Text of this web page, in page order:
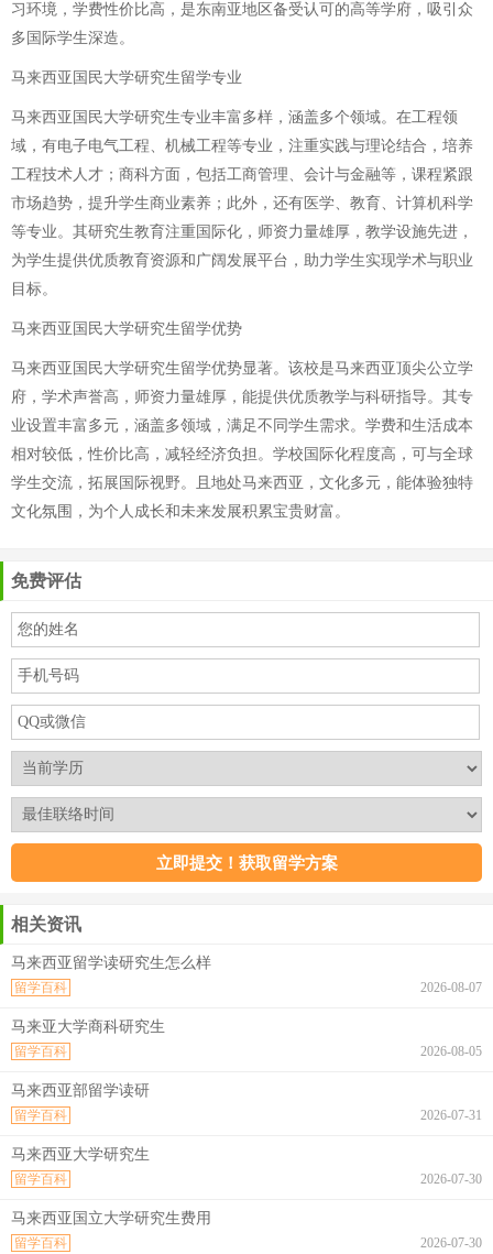
习环境，学费性价比高，是东南亚地区备受认可的高等学府，吸引众
多国际学生深造。
马来西亚国民大学研究生留学专业
马来西亚国民大学研究生专业丰富多样，涵盖多个领域。在工程领
域，有电子电气工程、机械工程等专业，注重实践与理论结合，培养
工程技术人才；商科方面，包括工商管理、会计与金融等，课程紧跟
市场趋势，提升学生商业素养；此外，还有医学、教育、计算机科学
等专业。其研究生教育注重国际化，师资力量雄厚，教学设施先进，
为学生提供优质教育资源和广阔发展平台，助力学生实现学术与职业
目标。
马来西亚国民大学研究生留学优势
马来西亚国民大学研究生留学优势显著。该校是马来西亚顶尖公立学
府，学术声誉高，师资力量雄厚，能提供优质教学与科研指导。其专
业设置丰富多元，涵盖多领域，满足不同学生需求。学费和生活成本
相对较低，性价比高，减轻经济负担。学校国际化程度高，可与全球
学生交流，拓展国际视野。且地处马来西亚，文化多元，能体验独特
文化氛围，为个人成长和未来发展积累宝贵财富。
免费评估
相关资讯
马来西亚留学读研究生怎么样
2026-08-07
留学百科
马来亚大学商科研究生
2026-08-05
留学百科
马来西亚部留学读研
2026-07-31
留学百科
马来西亚大学研究生
2026-07-30
留学百科
马来西亚国立大学研究生费用
2026-07-30
留学百科